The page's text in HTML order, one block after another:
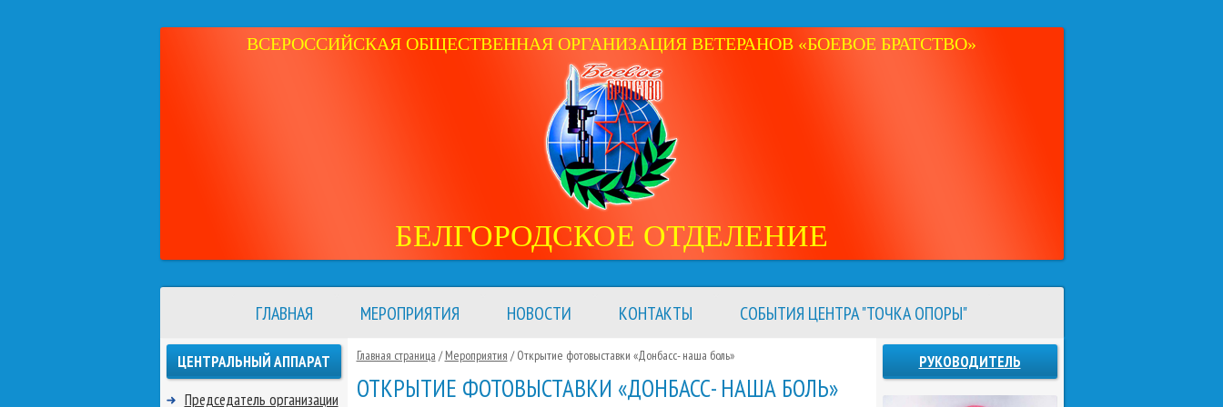
ВСЕРОССИЙСКАЯ ОБЩЕСТВЕННАЯ ОРГАНИЗАЦИЯ ВЕТЕРАНОВ «БОЕВОЕ БРАТСТВО»
БЕЛГОРОДСКОЕ ОТДЕЛЕНИЕ
ГЛАВНАЯ МЕРОПРИЯТИЯ НОВОСТИ КОНТАКТЫ СОБЫТИЯ ЦЕНТРА "ТОЧКА ОПОРЫ"
Главная страница /Мероприятия /Открытие фотовыставки «Донбасс- наша боль»
ОТКРЫТИЕ ФОТОВЫСТАВКИ «ДОНБАСС- НАША БОЛЬ»
ЦЕНТРАЛЬНЫЙ АППАРАТ
Председатель организации
РУКОВОДИТЕЛЬ